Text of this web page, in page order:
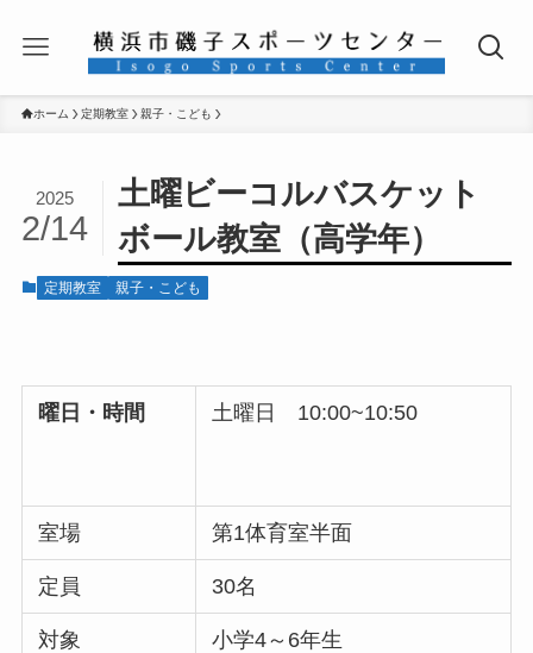
ホーム 定期教室 親子・こども
土曜ビーコルバスケット
ボール教室（高学年）
2025
2/14
定期教室 親子・こども
曜日・時間 土曜日 10:00~10:50
室場 第1体育室半面
定員 30名
対象 小学4～6年生